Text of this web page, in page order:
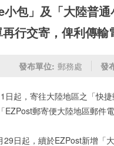
包」及「大陸普
行交寄，俾利傳輸
發布單位: 郵務處 發
起，寄往大陸地區之「快
郵寄便大陸地區郵件
日起，續於EZPost新增「